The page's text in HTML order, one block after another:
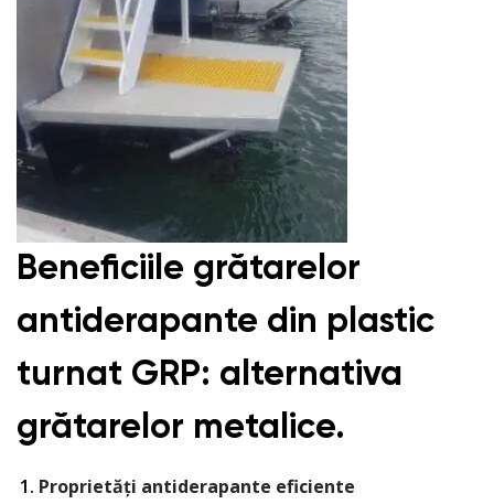
Beneficiile grătarelor
antiderapante din plastic
turnat GRP: alternativa
grătarelor metalice.
Proprietăți antiderapante eficiente